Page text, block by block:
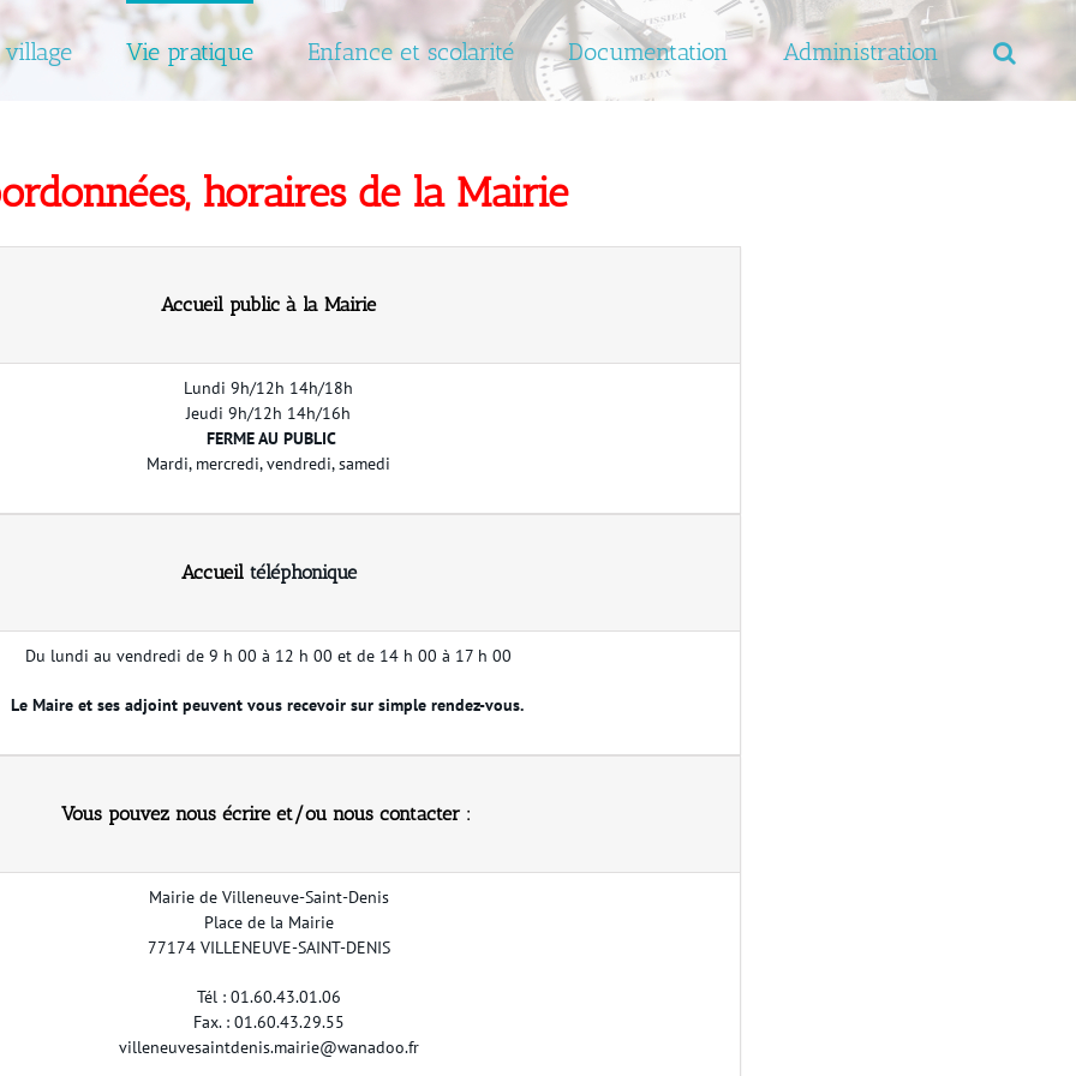
village Vie pratique Enfance et scolarité Documentation Administration
horaires de la Mairie
Accueil public à la Mairie
Lundi 9h/12h 14h/18h
Jeudi 9h/12h 14h/16h
FERME AU PUBLIC
Mardi, mercredi, vendredi, samedi
Accueil téléphonique
Du lundi au vendredi de 9 h 00 à 12 h 00 et de 14 h 00 à 17 h 00
Le Maire et ses adjoint peuvent vous recevoir sur simple rendez-vous.
Vous pouvez nous écrire et/ou nous contacter :
Mairie de Villeneuve-Saint-Denis
Place de la Mairie
77174 VILLENEUVE-SAINT-DENIS
Tél : 01.60.43.01.06
Fax. : 01.60.43.29.55
villeneuvesaintdenis.mairie@wanadoo.fr